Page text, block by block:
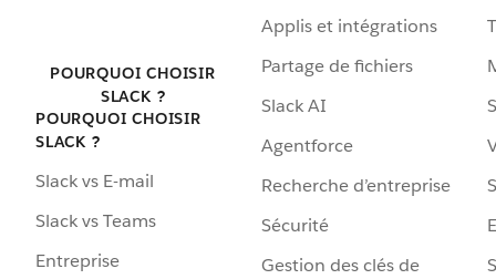
POURQUOI CHOISIR
SLACK ?
POURQUOI CHOISIR
SLACK ?
Slack vs E-mail
Slack vs Teams
Entreprise
Applis et intégrations
Partage de fichiers
Slack AI
Agentforce
Recherche d’entreprise
Sécurité
Gestion des clés de